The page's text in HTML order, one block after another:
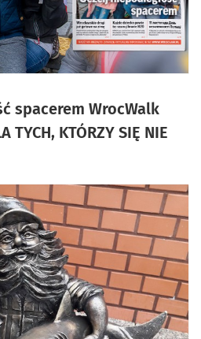
spacerem WrocWalk
KTÓRZY SIĘ NIE